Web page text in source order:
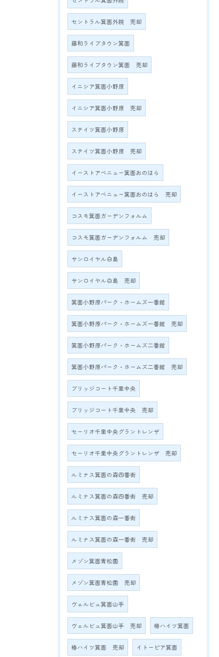
セントラル箕面外院 売却
藤和ライブタウン箕面
藤和ライブタウン箕面 売却
イニシア箕面小野原
イニシア箕面小野原 売却
ステイツ箕面小野原
ステイツ箕面小野原 売却
イーストアベニュー箕面おのはら
イーストアベニュー箕面おのはら 売却
コスモ箕面ガーデンフォルム
コスモ箕面ガーデンフォルム 売却
サンロイヤル白島
サンロイヤル白島 売却
箕面小野原パーク・ホームズ一番館
箕面小野原パーク・ホームズ一番館 売却
箕面小野原パーク・ホームズ二番館
箕面小野原パーク・ホームズ二番館 売却
ブリッジコート千里中央
ブリッジコート千里中央 売却
セーリオ千里中央グラントレンザ
セーリオ千里中央グラントレンザ 売却
ルミナス箕面の森四番街
ルミナス箕面の森四番街 売却
ルミナス箕面の森一番街
ルミナス箕面の森一番街 売却
メゾン箕面青松園
メゾン箕面青松園 売却
ヴェルビュ箕面山手
ヴェルビュ箕面山手 売却 椿ハイツ箕面
椿ハイツ箕面 売却 イトーピア箕面